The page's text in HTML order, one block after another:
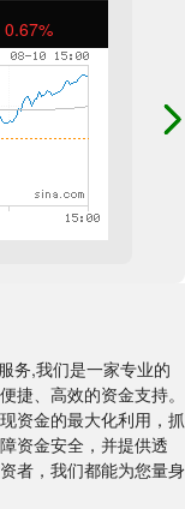
0.67%
务,我们是一家专业的
捷、高效的资金支持。
资金的最大化利用，抓
资金安全，并提供透
者，我们都能为您量身